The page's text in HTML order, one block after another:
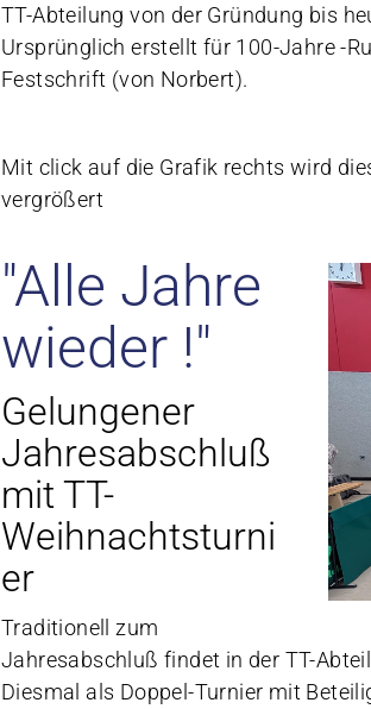
TT-Abteilung von der Gründung bis
Ursprünglich erstellt für 100-Jahre -
Festschrift (von Norbert).
Mit click auf die Grafik rechts wird
vergrößert
"Alle Jahre
wieder !"
Gelungener
Jahresabschluß
mit TT-
Weihnachtsturni
er
Traditionell zum
Jahresabschluß findet in der TT-
Diesmal als Doppel-Turnier mit